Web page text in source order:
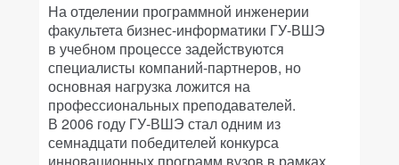
На отделении программной инженерии
факультета бизнес-информатики ГУ-ВШЭ
в учебном процессе задействуются
специалисты компаний-партнеров, но
основная нагрузка ложится на
профессиональных преподавателей.
В 2006 году ГУ-ВШЭ стал одним из
семнадцати победителей конкурса